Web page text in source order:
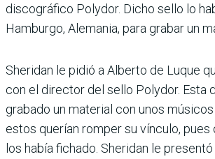
discográfico Polydor. Dicho sello lo
Hamburgo, Alemania, para grabar un
Sheridan le pidió a Alberto de Luque
con el director del sello Polydor. Esta
grabado un material con unos
estos querían romper su vínculo, pues
los había fichado. Sheridan le